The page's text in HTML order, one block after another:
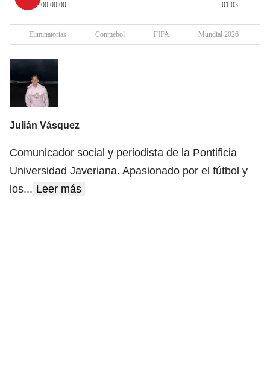
00:00:00
01:03
Eliminatorias Conmebol FIFA Mundial 2026
Julián Vásquez
Comunicador social y periodista de la Pontificia
Universidad Javeriana. Apasionado por el fútbol y
los... Leer más